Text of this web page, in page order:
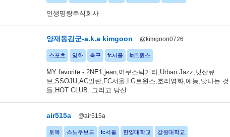
인생명랑주식회사
양재동김군-a.k.a kimgoon @kimgoon0726
스포츠 영화 축구 fc서울 lg트윈스
MY favorite - 2NE1,jean,어쿠스틱기타,Urban Jazz,닛산큐
브,SSOJU,AC밀란,FC서울,LG트윈스,호러영화,예능,맛나는 것
들,HOT CLUB..그리고 당신
air515a @air515a
토목 스노우보드 fc서울 한양대학교 강원대학교